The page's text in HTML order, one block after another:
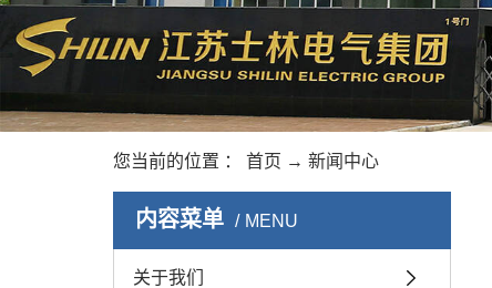
您当前的位置 ： 首页 → 新闻中心
内容菜单 MENU
关于我们